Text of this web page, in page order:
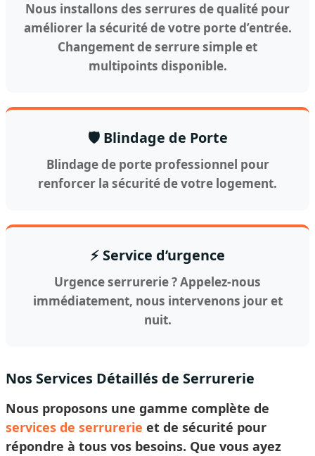
Nous installons des serrures de qualité pour
améliorer la sécurité de votre porte d’entrée.
Changement de serrure simple et
multipoints disponible.
🛡️ Blindage de Porte
Blindage de porte professionnel pour
renforcer la sécurité de votre logement.
⚡ Service d’urgence
Urgence serrurerie ? Appelez-nous
immédiatement, nous intervenons jour et
nuit.
Nos Services Détaillés de Serrurerie
Nous proposons une gamme complète de
services de serrurerie et de sécurité pour
répondre à tous vos besoins. Que vous ayez